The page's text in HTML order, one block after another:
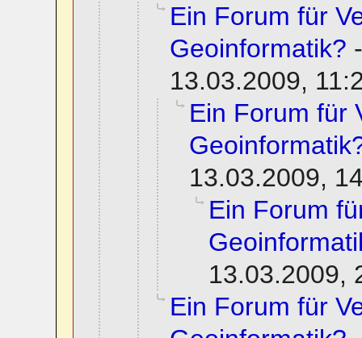
Ein Forum für
Geoinformatik?
13.03.2009,
Ein Forum für
13.03.2009,
Ein Forum
13.03.2009,
Ein Forum für